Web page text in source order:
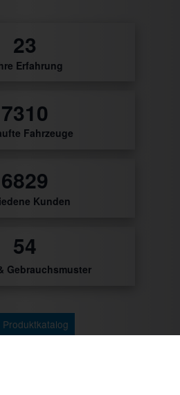
27
Erfahrung
8698
Fahrzeuge
8125
Kunden
56
Gebrauchsmuster
Produktkatalog